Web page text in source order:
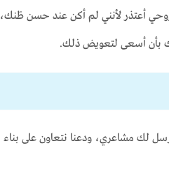
أعتذر لأنني لم أكن عند حسن ظنك،
بأن أسعى لتعويض ذلك.
لك مشاعري، ودعنا نتعاون على بناء